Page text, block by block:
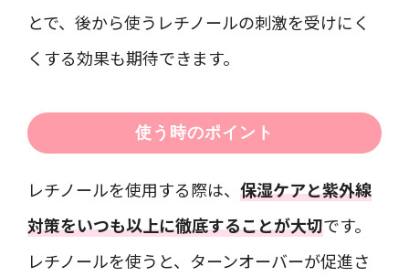
とで、後から使うレチノールの刺激を受けにく
くする効果も期待できます。
使う時のポイント
レチノールを使用する際は、 保湿ケアと紫外線
対策をいつも以上に徹底することが大切です。
レチノールを使うと、ターンオーバーが促進さ